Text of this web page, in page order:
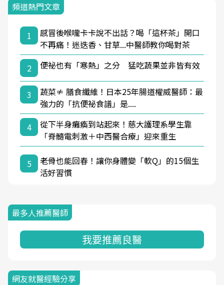
頻道熱門文章
1
感冒後喉嚨卡卡說不出話？喝「這杯茶」開口
不再痛！迷迭香、甘草...中醫師教你喝對茶
2
便祕也有「寒熱」之分 猛吃蔬果並非皆有效
3
蔬菜≠ 膳食纖維！日本25年腸道權威醫師：最
強力的「抗便祕食譜」是....
4
從下半身癱瘓到站起來！慈大護理系學生靠
「脊髓電刺激＋中西醫合療」迎來重生
5
老骨也能回春！讓你身體變「軟Q」的15個生
活好習慣
最多人推薦醫師
我要推薦良醫
網友就醫經驗分享